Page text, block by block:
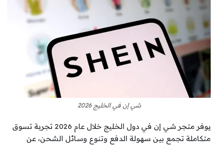
شي إن في الخليج 2026
يوفر متجر شي إن في دول الخليج خلال عام 2026 تجربة تسوق
متكاملة تجمع بين سهولة الدفع وتنوع وسائل الشحن، عن